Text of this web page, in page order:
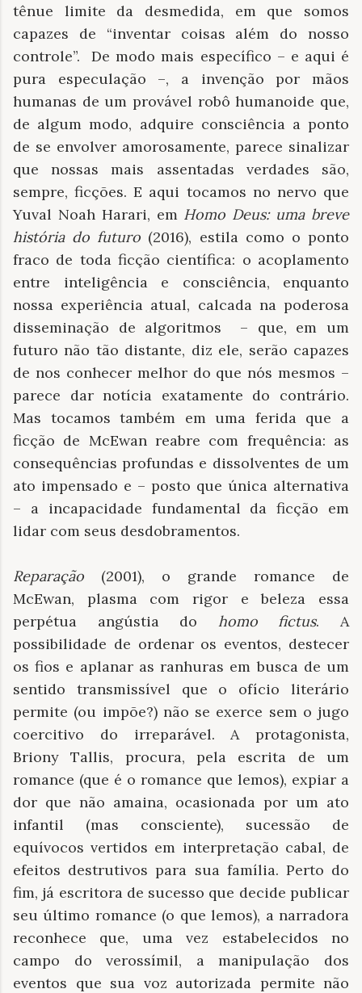
tênue limite da desmedida, em que somos
capazes de “inventar coisas além do nosso
controle”.
De modo mais específico – e aqui é
pura especulação –, a invenção por mãos
humanas de um provável robô humanoide que,
de algum modo, adquire consciência a ponto
de se envolver amorosamente, parece sinalizar
que nossas mais assentadas verdades são,
sempre, ficções. E aqui tocamos no nervo que
Yuval Noah Harari, em Homo Deus: uma breve
história do futuro (2016), estila como o ponto
fraco de toda ficção científica: o acoplamento
entre inteligência e consciência, enquanto
nossa experiência atual, calcada na poderosa
disseminação de algoritmos
– que, em um
futuro não tão distante, diz ele, serão capazes
de nos conhecer melhor do que nós mesmos –
parece dar notícia exatamente do contrário.
Mas tocamos também em uma ferida que a
ficção de McEwan reabre com frequência: as
consequências profundas e dissolventes de um
ato impensado e – posto que única alternativa
– a incapacidade fundamental da ficção em
lidar com seus desdobramentos.
Reparação (2001), o grande romance de
McEwan, plasma com rigor e beleza essa
perpétua angústia do homo fictus. A
possibilidade de ordenar os eventos, destecer
os fios e aplanar as ranhuras em busca de um
sentido transmissível que o ofício literário
permite (ou impõe?) não se exerce sem o jugo
coercitivo do irreparável. A protagonista,
Briony Tallis, procura, pela escrita de um
romance (que é o romance que lemos), expiar a
dor que não amaina, ocasionada por um ato
infantil (mas consciente), sucessão de
equívocos vertidos em interpretação cabal, de
efeitos destrutivos para sua família. Perto do
fim, já escritora de sucesso que decide publicar
seu último romance (o que lemos), a narradora
reconhece que, uma vez estabelecidos no
campo do verossímil, a manipulação dos
eventos que sua voz autorizada permite não